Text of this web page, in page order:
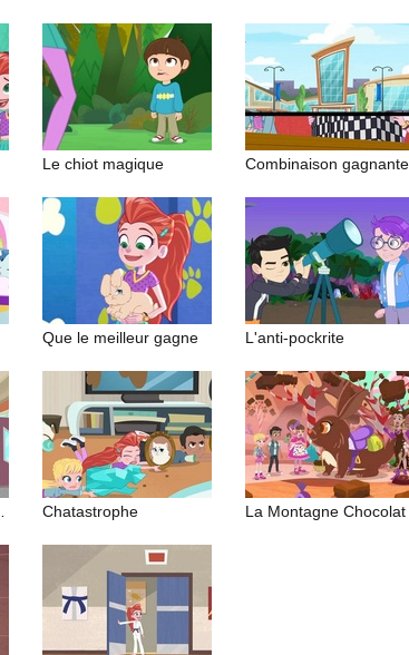
Le chiot magique Combinaison gagnante
Que le meilleur gagne L'anti-pockrite
Chatastrophe La Montagne Chocolat